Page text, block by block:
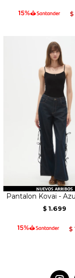
$
Pantalon Kovai -
$ 1.699
$